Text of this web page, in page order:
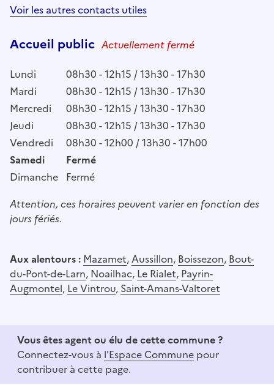
Voir les autres contacts utiles
Accueil public Actuellement fermé
Lundi
08h30 - 12h15 / 13h30 - 17h30
Mardi
08h30 - 12h15 / 13h30 - 17h30
Mercredi
08h30 - 12h15 / 13h30 - 17h30
Jeudi
08h30 - 12h15 / 13h30 - 17h30
Vendredi
08h30 - 12h00 / 13h30 - 17h00
Samedi
Fermé
Dimanche Fermé
Attention, ces horaires peuvent varier en fonction des
jours fériés.
Aux alentours : Mazamet,Aussillon, Boissezon, Bout-
du-Pont-de-Larn, Noailhac, Le Rialet, Payrin-
Augmontel, Le Vintrou, Saint-Amans-Valtoret
Vous êtes agent ou élu de cette commune ?
Connectez-vous à l'Espace Commune pour
contribuer à cette page.